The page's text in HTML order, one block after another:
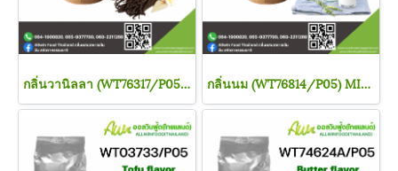
กลิ่นวานิลลา (WT76317/P05) VANILLA FLAVOR กลิ่นนม (WT76814/P05) MILK FLAVOR